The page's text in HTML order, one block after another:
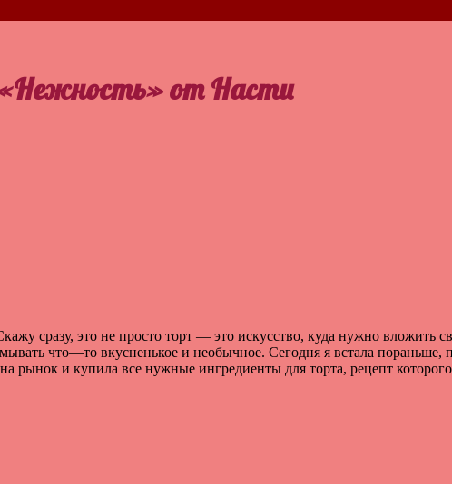
от Насти
сразу, это не просто торт — это искусство, куда нужно вложить
что—то вкусненькое и необычное. Сегодня я встала пораньше,
на рынок и купила все нужные ингредиенты для торта, рецепт которого